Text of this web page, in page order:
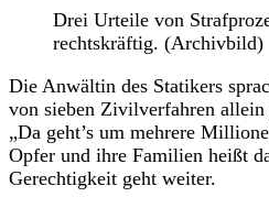
Drei Urteile von
rechtskräftig. (Archivbild)
Die Anwältin des Statikers
von sieben Zivilverfahren allein
„Da geht’s um mehrere
Opfer und ihre Familien heißt
Gerechtigkeit geht weiter.